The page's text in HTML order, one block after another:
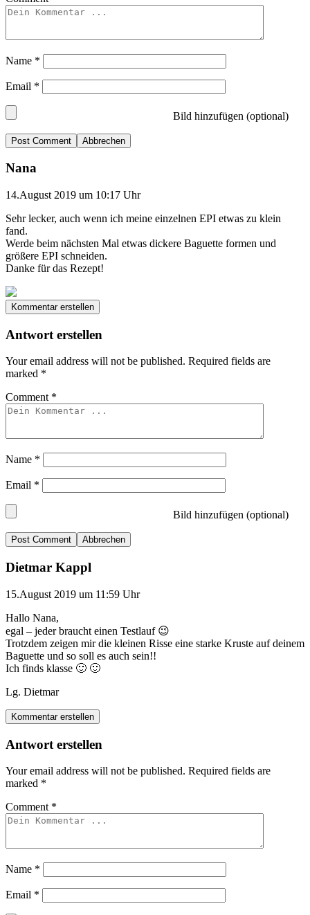
Name *
Email *
Bild hinzufügen (optional)
Abbrechen
Nana
14.August 2019 um 10:17 Uhr
Sehr lecker, auch wenn ich meine einzelnen EPI etwas zu klein
fand.
Werde beim nächsten Mal etwas dickere Baguette formen und
größere EPI schneiden.
Danke für das Rezept!
Kommentar erstellen
Antwort erstellen
Your email address will not be published. Required fields are
marked *
Comment *
Name *
Email *
Bild hinzufügen (optional)
Abbrechen
Dietmar Kappl
15.August 2019 um 11:59 Uhr
Hallo Nana,
egal – jeder braucht einen Testlauf 😉
Trotzdem zeigen mir die kleinen Risse eine starke Kruste auf deinem
Baguette und so soll es auch sein!!
Ich finds klasse 🙂 🙂
Lg. Dietmar
Kommentar erstellen
Antwort erstellen
Your email address will not be published. Required fields are
marked *
Comment *
Name *
Email *